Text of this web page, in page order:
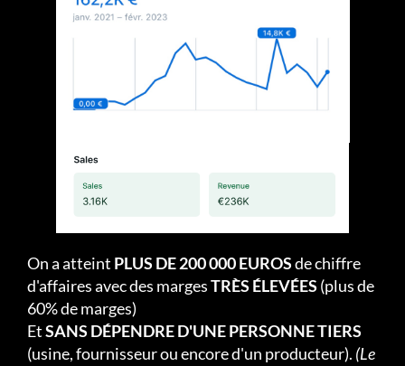
On a atteint PLUS DE 200 000 EUROSde chiffre
d'affaires avec des margesTRÈS ÉLEVÉES (plus de
60% de marges)
EtSANS DÉPENDRE D'UNE PERSONNE TIERS
(usine, fournisseur ou encore d'un producteur). (Le